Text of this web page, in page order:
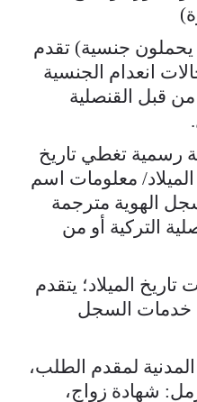
يحملون جنسية) تقدم
انعدام الجنسية
قبل القنصلية
رسمية تغطي تاريخ
معلومات اسم
الهوية مترجمة
التركية أو من
الميلاد؛ يتقدم
خدمات السجل
لمقدم الطلب،
شهادة زواج،